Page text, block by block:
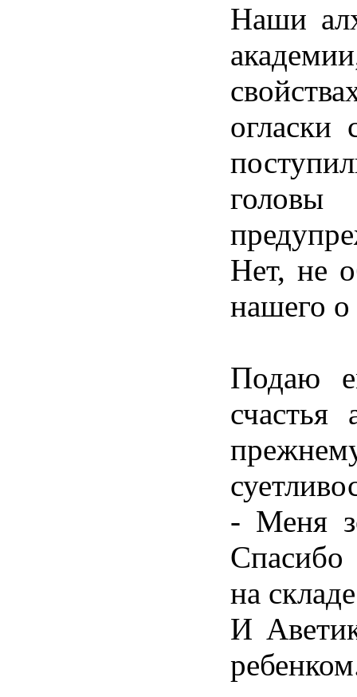
Наши
огласки
Нет, не
нашего о
Подаю
- Меня
на
И